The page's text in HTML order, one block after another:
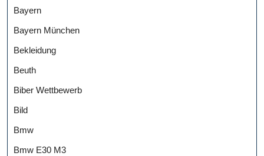
Bayern
Bayern München
Bekleidung
Beuth
Biber Wettbewerb
Bild
Bmw
Bmw E30 M3